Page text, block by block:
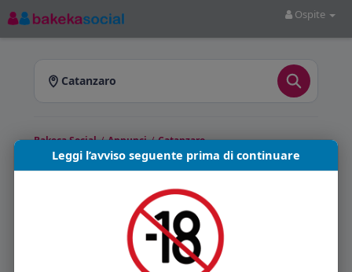
Ospite
Catanzaro
Bakeca Social/ Annunci/ Catanzaro
Annunci a Catanzaro
ti offre annunci pubblicati a
Catanzaro e provincia. Sfoglia gli annunci
disponibili e scegli quello più adatto a te.
Leggi l’avviso seguente prima di continuare